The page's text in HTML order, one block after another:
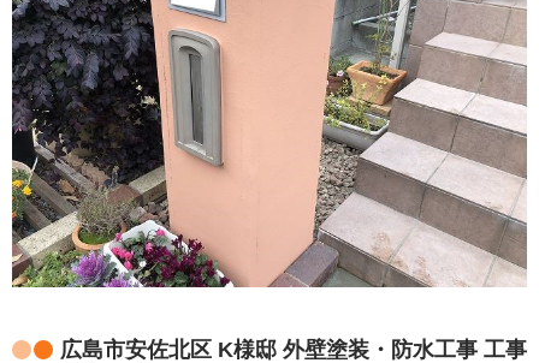
広島市安佐北区 K様邸 外壁塗装・防水工事 工事